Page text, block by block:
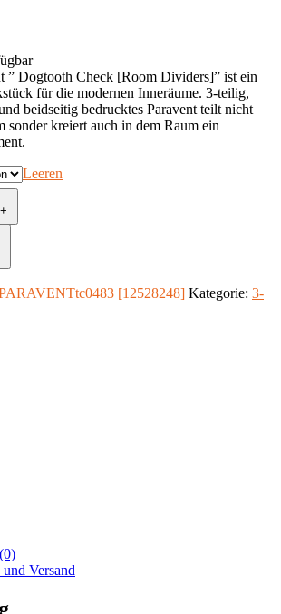
” Dogtooth Check [Room Dividers]” ist ein
für die modernen Inneräume. 3-teilig,
beidseitig bedrucktes Paravent teilt nicht
sonder kreiert auch in dem Raum ein
Leeren
+
[12528248] Kategorie: 3-
Versand